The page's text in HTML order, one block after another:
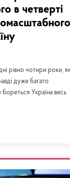
в четверті
рівно чотири роки,
дуже багато
Україна весь